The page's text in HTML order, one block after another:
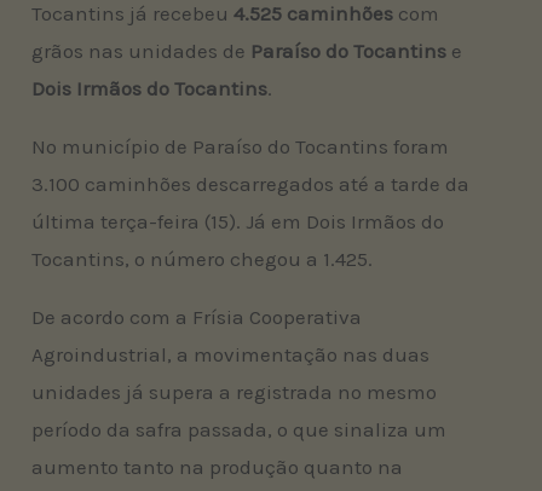
Tocantins já recebeu4.525 caminhões com
grãos nas unidades de Paraíso do Tocantins e
Dois Irmãos do Tocantins.
No município de Paraíso do Tocantins foram
3.100 caminhões descarregados até a tarde da
última terça-feira (15). Já em Dois Irmãos do
Tocantins, o número chegou a 1.425.
De acordo com a Frísia Cooperativa
Agroindustrial, a movimentação nas duas
unidades já supera a registrada no mesmo
período da safra passada, o que sinaliza um
aumento tanto na produção quanto na